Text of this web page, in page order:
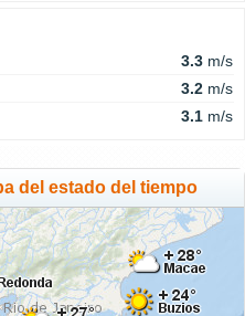
3.3 m/s
3.2 m/s
3.1 m/s
del estado del tiempo